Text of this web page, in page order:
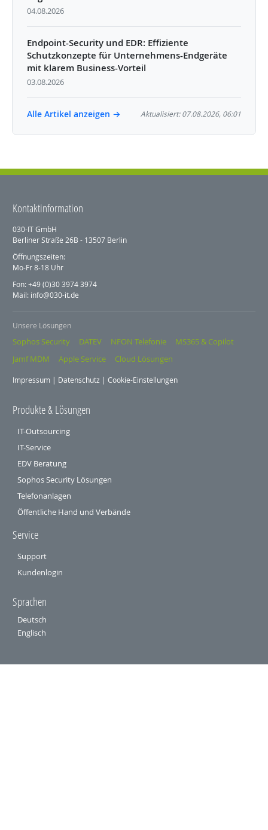
04.08.2026
Endpoint-Security und EDR: Effiziente
Schutzkonzepte für Unternehmens-Endgeräte
mit klarem Business-Vorteil
03.08.2026
Alle Artikel anzeigen → Aktualisiert: 07.08.2026, 06:01
Kontaktinformation
030-IT GmbH
Berliner Straße 26B - 13507 Berlin
Öffnungszeiten:
Mo-Fr 8-18 Uhr
Fon: +49 (0)30 3974 3974
Mail: info@030-it.de
Unsere Lösungen
Sophos Security DATEV NFON Telefonie
MS365 & Copilot
Jamf MDM
Apple Service Cloud Lösungen
Impressum | Datenschutz |Cookie-Einstellungen
Produkte & Lösungen
IT-Outsourcing
IT-Service
EDV Beratung
Sophos Security Lösungen
Telefonanlagen
Öffentliche Hand und Verbände
Service
Support
Kundenlogin
Sprachen
Deutsch
Englisch